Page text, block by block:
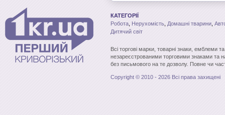
КАТЕГОРІЇ
Робота Нерухомість Домашні тварини
Дитячий світ
Всі торгові марки, товарні знаки, емблеми
незареєстрованими торговими знаками та
без письмового на те дозволу. Повне чи
Copyright © 2010 - 2026 Всі права захищені